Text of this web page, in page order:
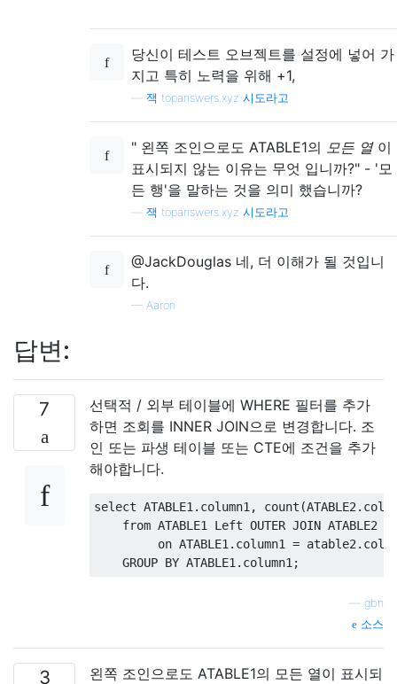
당신이 테스트 오브젝트를 설정에 넣어 가
지고 특히 노력을 위해 +1,
잭 topanswers.xyz 시도라고
" 왼쪽 조인으로도 ATABLE1의 모든 열이
표시되지 않는 이유는 무엇 입니까?" - '모
든 행'을 말하는 것을 의미 했습니까?
잭 topanswers.xyz 시도라고
@JackDouglas 네, 더 이해가 될 것입니
다.
— Aaron
답변:
7
선택적 / 외부 테이블에 WHERE 필터를 추가
하면 조회를 INNER JOIN으로 변경합니다. 조
인 또는 파생 테이블 또는 CTE에 조건을 추가
해야합니다.
select ATABLE1 . column1 , count (ATABLE2 .
from ATABLE1 Left OUTER JOIN ATABLE2
on ATABLE1 . column1 = atable2 .
GROUP BY ATABLE1 . column1 ;
gbn
소스
3
왼쪽 조인으로도 ATABLE1의 모든 열이 표시되